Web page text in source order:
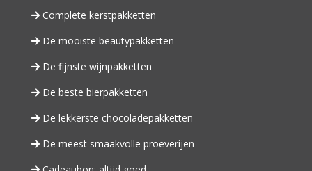
Complete kerstpakketten
De mooiste beautypakketten
De fijnste wijnpakketten
De beste bierpakketten
De lekkerste chocoladepakketten
De meest smaakvolle proeverijen